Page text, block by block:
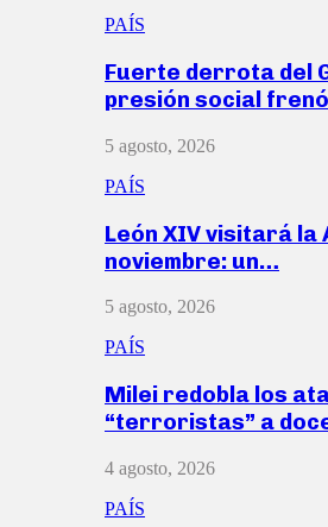
PAÍS
Fuerte derrota del
presión social
5 agosto, 2026
PAÍS
León XIV visitará la
noviembre: un…
5 agosto, 2026
PAÍS
Milei redobla los
“terroristas” a
4 agosto, 2026
PAÍS